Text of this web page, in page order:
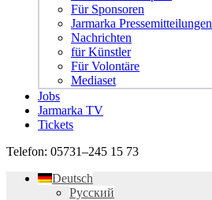
Für Sponsoren
Jarmarka Pressemitteilungen
Nachrichten
für Künstler
Für Volontäre
Mediaset
Jobs
Jarmarka TV
Tickets
Telefon: 05731–245 15 73
Deutsch
Русский